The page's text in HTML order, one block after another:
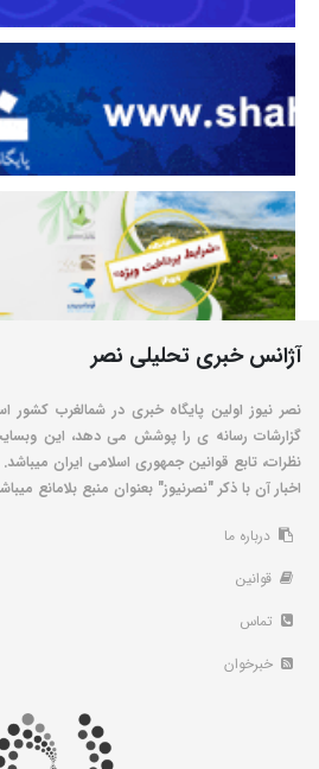
آژانس خبری تحلیلی نصر
نصر نیوز اولین پایگاه خبری در شمالغرب
گزارشات رسانه ی را پوشش می دهد، این
نظرات، تابع قوانین جمهوری اسلامی ایران
اخبار آن با ذکر "نصرنیوز" بعنوان منبع بلامانع
درباره ما
قوانین
تماس
خبرخوان